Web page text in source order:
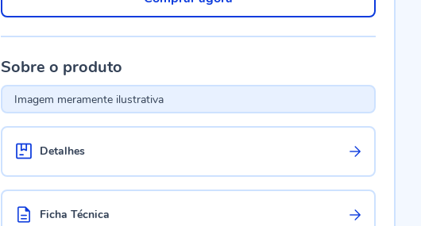
Sobre o produto
Imagem meramente ilustrativa
Detalhes
Ficha Técnica